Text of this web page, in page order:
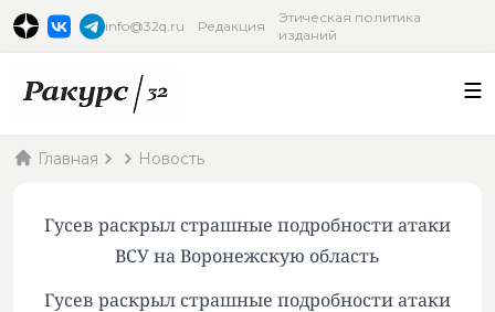
info@32q.ru Редакция
Этическая политика
изданий
Главная Новость
Гусев раскрыл страшные подробности атаки
ВСУ на Воронежскую область
Гусев раскрыл страшные подробности атаки